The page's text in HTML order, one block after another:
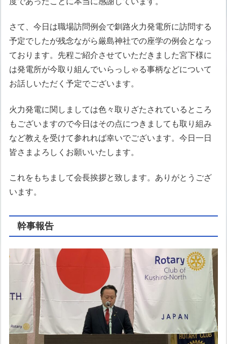
さて、今日は職場訪問例会で釧路火力発電所に訪問する
予定でしたが残念ながら厳島神社での座学の例会となっ
ております。先程ご紹介させていただきました宮下様に
は発電所が今取り組んでいらっしゃる事柄などについて
お話しいただく予定でございます。
火力発電に関しましては色々取りざたされているところ
もございますので今日はその点につきましても取り組み
など教えを受けて参れれば幸いでございます。今日一日
皆さまよろしくお願いいたします。
これをもちまして会長挨拶と致します。ありがとうござ
います。
幹事報告